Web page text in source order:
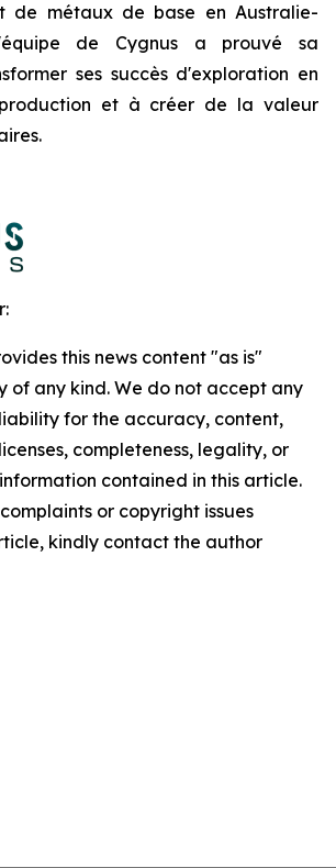
de métaux de base en Australie-
de Cygnus a prouvé sa
ses succès d'exploration en
et à créer de la valeur
this news content "as is"
of any kind. We do not accept any
for the accuracy, content,
completeness, legality, or
contained in this article.
or copyright issues
kindly contact the author